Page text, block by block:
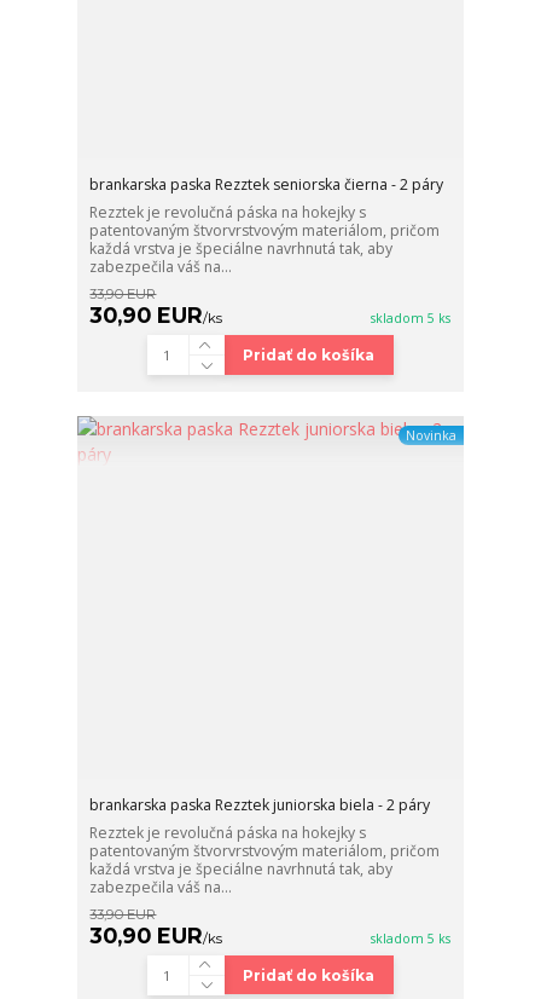
brankarska paska Rezztek seniorska čierna - 2 páry
Rezztek je revolučná páska na hokejky s
patentovaným štvorvrstvovým materiálom, pričom
každá vrstva je špeciálne navrhnutá tak, aby
zabezpečila váš na...
33,90 EUR
30,90 EUR/ks skladom 5 ks
Pridať do košíka
Novinka
brankarska paska Rezztek juniorska biela - 2 páry
Rezztek je revolučná páska na hokejky s
patentovaným štvorvrstvovým materiálom, pričom
každá vrstva je špeciálne navrhnutá tak, aby
zabezpečila váš na...
33,90 EUR
30,90 EUR/ks skladom 5 ks
Pridať do košíka